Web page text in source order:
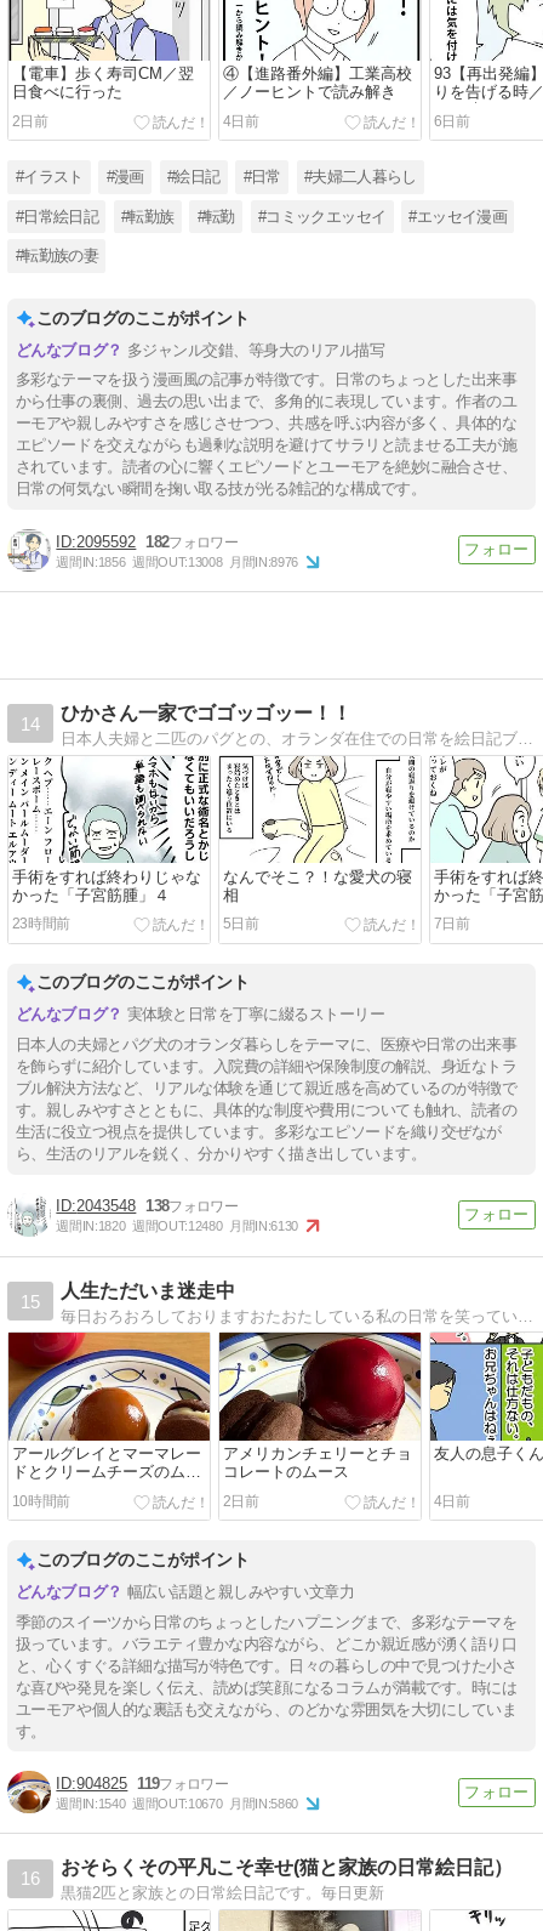
【電車】歩く寿司CM／翌
日食べに行った
2日前
④【進路番外編】工業高校
／ノーヒントで読み解き
4日前
93【再出発編
りを告げる時
なる時９
6日前
#イラスト #漫画 #絵日記 #日常 #夫婦二人暮らし
#日常絵日記 #転勤族 #転勤 #コミックエッセイ #エッセイ漫画
#転勤族の妻
このブログのここがポイント
多ジャンル交錯、等身大のリアル描写
多彩なテーマを扱う漫画風の記事が特徴です。日常のちょっとした出来事
から仕事の裏側、過去の思い出まで、多角的に表現しています。作者のユ
ーモアや親しみやすさを感じさせつつ、共感を呼ぶ内容が多く、具体的な
エピソードを交えながらも過剰な説明を避けてサラリと読ませる工夫が施
されています。読者の心に響くエピソードとユーモアを絶妙に融合させ、
日常の何気ない瞬間を掬い取る技が光る雑記的な構成です。
2095592 182
週間IN:1856 週間OUT:13008 月間IN:8976
14
ひかさん一家でゴゴッゴッー！！
日本人夫婦と二匹のパグとの、オランダ在住での日常を絵日記ブログで描いてます。
手術をすれば終わりじゃな
かった「子宮筋腫」４
23時間前
なんでそこ？！な愛犬の寝
相
5日前
手術をすれば
かった「子宮
7日前
このブログのここがポイント
実体験と日常を丁寧に綴るストーリー
日本人の夫婦とパグ犬のオランダ暮らしをテーマに、医療や日常の出来事
を飾らずに紹介しています。入院費の詳細や保険制度の解説、身近なトラ
ブル解決方法など、リアルな体験を通じて親近感を高めているのが特徴で
す。親しみやすさとともに、具体的な制度や費用についても触れ、読者の
生活に役立つ視点を提供しています。多彩なエピソードを織り交ぜなが
ら、生活のリアルを鋭く、分かりやすく描き出しています。
2043548 138
週間IN:1820 週間OUT:12480 月間IN:6130
15
人生ただいま迷走中
アールグレイとマーマレー
ドとクリームチーズのムー
10時間前
アメリカンチェリーとチョ
コレートのムース
2日前
友人の息子く
4日前
このブログのここがポイント
幅広い話題と親しみやすい文章力
季節のスイーツから日常のちょっとしたハプニングまで、多彩なテーマを
扱っています。バラエティ豊かな内容ながら、どこか親近感が湧く語り口
と、心くすぐる詳細な描写が特色です。日々の暮らしの中で見つけた小さ
な喜びや発見を楽しく伝え、読めば笑顔になるコラムが満載です。時には
ユーモアや個人的な裏話も交えながら、のどかな雰囲気を大切にしていま
す。
904825 119
週間IN:1540 週間OUT:10670 月間IN:5860
16
おそらくその平凡こそ幸せ(猫と家族の日常絵日記）
黒猫2匹と家族との日常絵日記です。毎日更新